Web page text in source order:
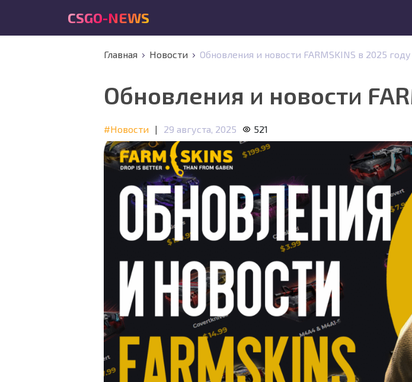
CSGO-NEWS
Главная Новости Обновления и новости FARMSKINS в 2025 году
Обновления и новости
#Новости | 29 августа, 2025 521